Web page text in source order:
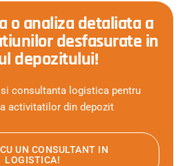
o analiza detaliata a
desfasurate in
depozitului!
consultanta logistica pentru
activitatilor din depozit
UN CONSULTANT IN
LOGISTICA!